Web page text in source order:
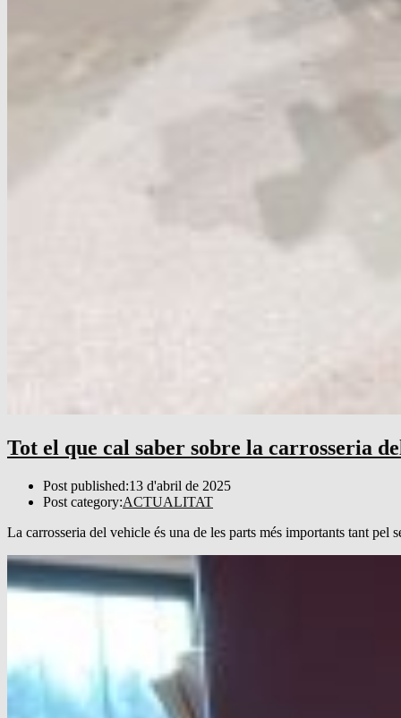
Tot el que cal saber sobre la carrosseria
Post published:13 d'abril de 2025
Post category:ACTUALITAT
La carrosseria del vehicle és una de les parts més importants tant